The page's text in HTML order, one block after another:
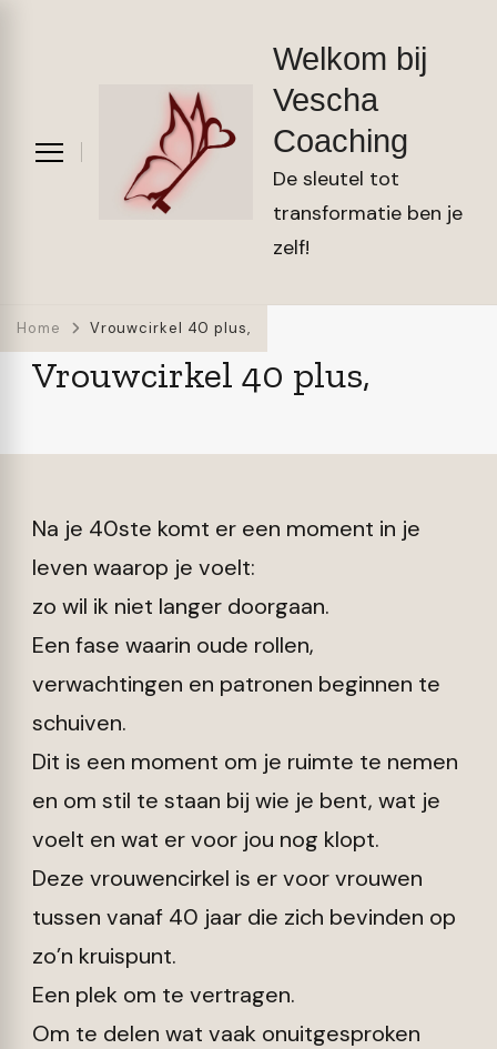
Welkom bij
Vescha
Coaching
De sleutel tot
transformatie ben je
zelf!
Home Vrouwcirkel 40 plus,
Vrouwcirkel 40 plus,
Na je 40ste komt er een moment in je
leven waarop je voelt:
zo wil ik niet langer doorgaan.
Een fase waarin oude rollen,
verwachtingen en patronen beginnen te
schuiven.
Dit is een moment om je ruimte te nemen
en om stil te staan bij wie je bent, wat je
voelt en wat er voor jou nog klopt.
Deze vrouwencirkel is er voor vrouwen
tussen vanaf 40 jaar die zich bevinden op
zo’n kruispunt.
Een plek om te vertragen.
Om te delen wat vaak onuitgesproken